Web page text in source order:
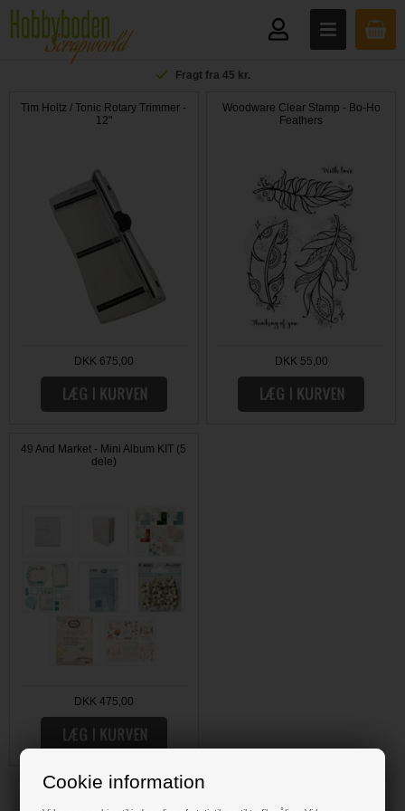
Cookie information
Fragt fra 45 kr.
Tim Holtz / Tonic Rotary Trimmer -
12"
DKK 675,00
Woodware Clear Stamp - Bo-Ho
Feathers
DKK 55,00
49 And Market - Mini Album KIT (5
dele)
DKK 475,00
HOBBYBODEN, DIN SCRAP HOBBY BUTIK